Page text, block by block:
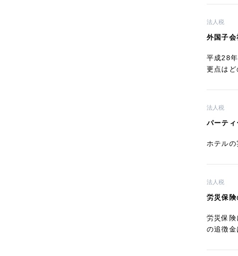
法人税
外国子
平成28
更点はど
法人税
パーテ
ホテル
法人税
労災保険
労災保
の追徴金